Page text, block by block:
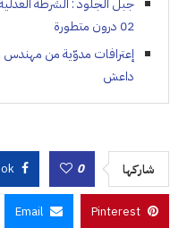
02 درون متطورة
إعترافات مدوّية من
داعش
شاركها 0
Pinterest
Email